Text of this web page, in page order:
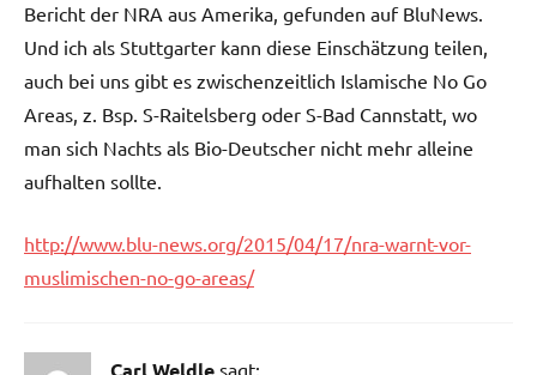
Bericht der NRA aus Amerika, gefunden auf BluNews.
Und ich als Stuttgarter kann diese Einschätzung teilen,
auch bei uns gibt es zwischenzeitlich Islamische No Go
Areas, z. Bsp. S-Raitelsberg oder S-Bad Cannstatt, wo
man sich Nachts als Bio-Deutscher nicht mehr alleine
aufhalten sollte.
http://www.blu-news.org/2015/04/17/nra-warnt-vor-
muslimischen-no-go-areas/
sagt: